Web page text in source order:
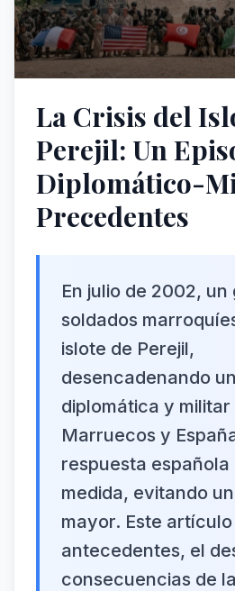
La Crisis del
Perejil: Un
Diplomático-
Precedentes
En julio de 2002, un
soldados
islote de Perejil,
desencadenando
diplomática y
Marruecos y
respuesta
medida, evitando
mayor. Este
antecedentes, el
consecuencias de